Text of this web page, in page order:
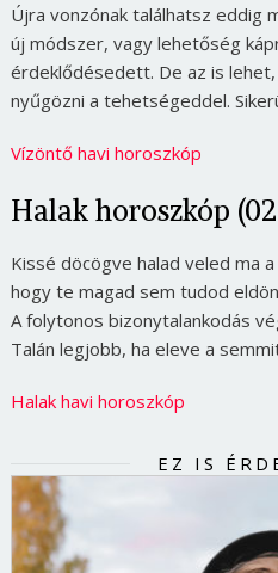
Újra vonzónak találhatsz eddig
új módszer, vagy lehetőség
érdeklődésedett. De az is
nyűgözni a tehetségeddel.
Vízöntő havi horoszkóp
Halak horoszkóp
Kissé döcögve halad veled ma
hogy te magad sem tudod
A folytonos bizonytalankodás
Talán legjobb, ha eleve a
Halak havi horoszkóp
EZ IS